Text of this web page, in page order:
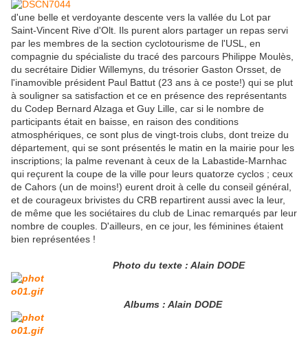
d'une belle et verdoyante descente vers la vallée du Lot par
Saint-Vincent Rive d'Olt. Ils purent alors partager un repas servi
par les membres de la section cyclotourisme de l'USL, en
compagnie du spécialiste du tracé des parcours Philippe Moulès,
du secrétaire Didier Willemyns, du trésorier Gaston Orsset, de
l'inamovible président Paul Battut (23 ans à ce poste!) qui se plut
à souligner sa satisfaction et ce en présence des représentants
du Codep Bernard Alzaga et Guy Lille, car si le nombre de
participants était en baisse, en raison des conditions
atmosphériques, ce sont plus de vingt-trois clubs, dont treize du
département, qui se sont présentés le matin en la mairie pour les
inscriptions; la palme revenant à ceux de la Labastide-Marnhac
qui reçurent la coupe de la ville pour leurs quatorze cyclos ; ceux
de Cahors (un de moins!) eurent droit à celle du conseil général,
et de courageux brivistes du CRB repartirent aussi avec la leur,
de même que les sociétaires du club de Linac remarqués par leur
nombre de couples. D'ailleurs, en ce jour, les féminines étaient
bien représentées !
Photo du texte : Alain DODE
Albums : Alain DODE